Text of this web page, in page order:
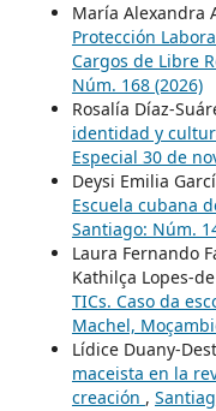
María Alexandra
Protección
Cargos de Libre
Núm. 168 (2026)
Rosalía Díaz-
identidad y
Especial 30 de
Deysi Emilia
Escuela cubana
Santiago: Núm.
Laura Fernando
Kathilça Lopes-
TICs. Caso da
Machel,
Lídice Duany-
maceista en la
creación ,